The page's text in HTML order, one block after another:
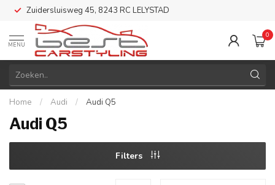
Zuidersluisweg 45, 8243 RC LELYSTAD
MENU
0
Home / Audi / Audi Q5
Audi Q5
Filters